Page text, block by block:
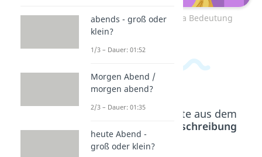
Zum Video: Chaya Bedeutung
Beliebte Inhalte aus dem
Rechtschreibung
abends - groß oder
klein?
1/3 – Dauer: 01:52
Morgen Abend /
morgen abend?
2/3 – Dauer: 01:35
heute Abend -
groß oder klein?